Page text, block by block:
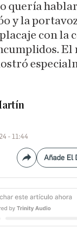
quería
y la
con la
- 11:44
Compartir
Añade El